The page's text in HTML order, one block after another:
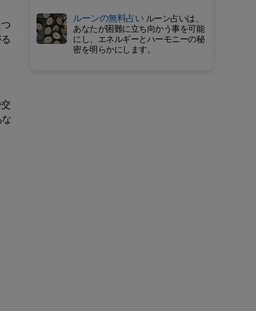
ルーンの無料占いルーン占いは、
あなたが困難に立ち向かう事を可能
にし、エネルギーとハーモニーの秘
密を明らかにします。